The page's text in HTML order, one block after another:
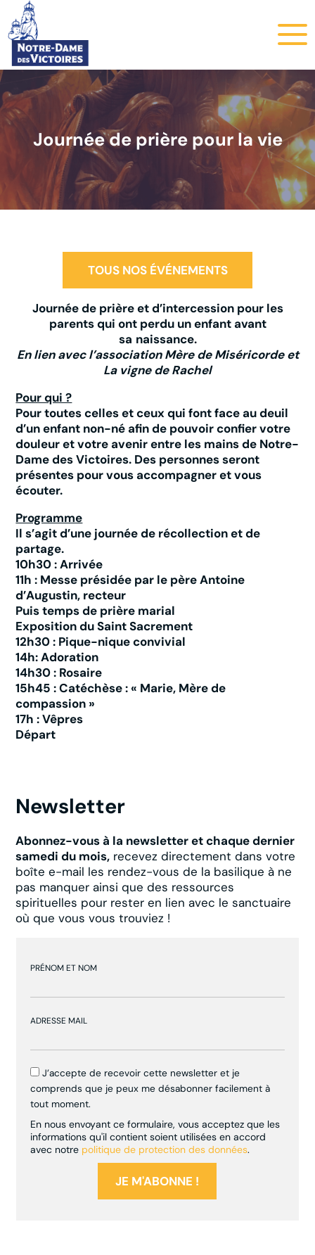
Journée de prière pour la vie
TOUS NOS ÉVÉNEMENTS
Journée de prière et d’intercession pour les
parents qui ont perdu un enfant avant
sa naissance.
En lien avec l’association Mère de Miséricorde et
La vigne de Rachel
Pour qui ?
Pour toutes celles et ceux qui font face au deuil
d’un enfant non-né afin de pouvoir confier votre
douleur et votre avenir entre les mains de Notre-
Dame des Victoires. Des personnes seront
présentes pour vous accompagner et vous
écouter.
Programme
Il s’agit d’une journée de récollection et de
partage.
10h30 : Arrivée
11h : Messe présidée par le père Antoine
d’Augustin, recteur
Puis temps de prière marial
Exposition du Saint Sacrement
12h30 : Pique-nique convivial
14h: Adoration
14h30 : Rosaire
15h45 : Catéchèse : « Marie, Mère de
compassion »
17h : Vêpres
Départ
Newsletter
Abonnez-vous à la newsletter et chaque dernier
samedi du mois, recevez directement dans votre
boîte e-mail les rendez-vous de la basilique à ne
pas manquer ainsi que des ressources
spirituelles pour rester en lien avec le sanctuaire
où que vous vous trouviez !
PRÉNOM ET NOM
ADRESSE MAIL
J’accepte de recevoir cette newsletter et je
comprends que je peux me désabonner facilement à
tout moment.
En nous envoyant ce formulaire, vous acceptez que les
informations qu'il contient soient utilisées en accord
avec notre politique de protection des données.